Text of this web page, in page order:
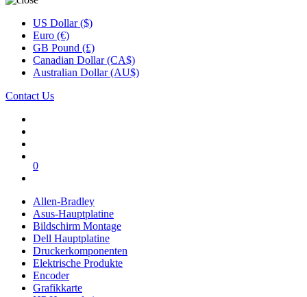
US Dollar ($)
Euro (€)
GB Pound (£)
Canadian Dollar (CA$)
Australian Dollar (AU$)
Contact Us
0
Allen-Bradley
Asus-Hauptplatine
Bildschirm Montage
Dell Hauptplatine
Druckerkomponenten
Elektrische Produkte
Encoder
Grafikkarte